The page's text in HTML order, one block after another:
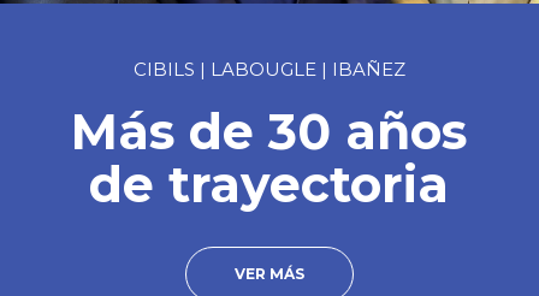
VER MÁS
CIBILS | LABOUGLE | IBAÑEZ
Más de 30 años
de trayectoria